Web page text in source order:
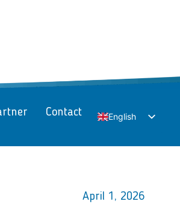
Contact
English
April 1, 2026